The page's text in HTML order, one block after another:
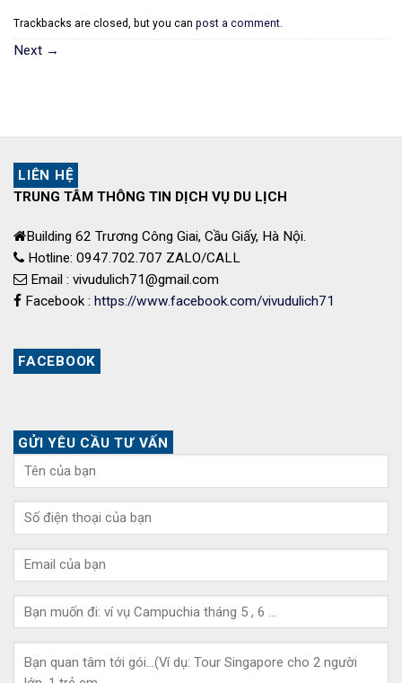
Trackbacks are closed, but you can post a comment.
Next →
LIÊN HỆ
TRUNG TÂM THÔNG TIN DỊCH VỤ DU LỊCH
Building 62 Trương Công Giai, Cầu Giấy, Hà Nội.
Hotline: 0947.702.707 ZALO/CALL
Email : vivudulich71@gmail.com
Facebook : https://www.facebook.com/vivudulich71
FACEBOOK
GỬI YÊU CẦU TƯ VẤN